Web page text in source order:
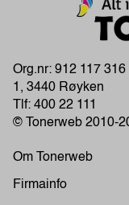
Org.nr: 912 117
1, 3440 Røyken
Tlf: 400 22 111
© Tonerweb 2010-
Om Tonerweb
Firmainfo